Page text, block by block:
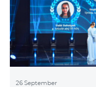
Ավստրիա, Բելգիա,
Բուլղարիա,
Էստոնիա,
Իտալիա, Լատվիա,
26 September